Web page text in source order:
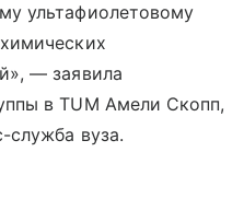
ультафиолетовому
— заявила
в TUM Амели Скопп,
служба вуза.